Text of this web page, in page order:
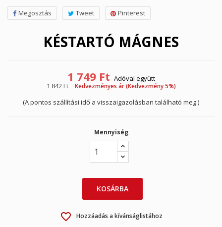
Megosztás Tweet Pinterest
KÉSTARTÓ MÁGNES
1 749 Ft Adóval együtt
1 842 Ft
Kedvezményes ár (Kedvezmény 5%)
(A pontos szállítási idő a visszaigazolásban található meg.)
Mennyiség
KOSÁRBA
favorite_border Hozzáadás a kívánságlistához
Bejelentkezés